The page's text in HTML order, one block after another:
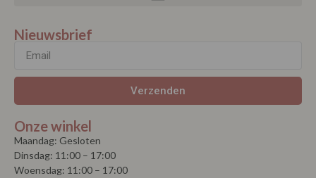
Nieuwsbrief
Verzenden
Onze winkel
Maandag: Gesloten
Dinsdag: 11:00 – 17:00
Woensdag: 11:00 – 17:00